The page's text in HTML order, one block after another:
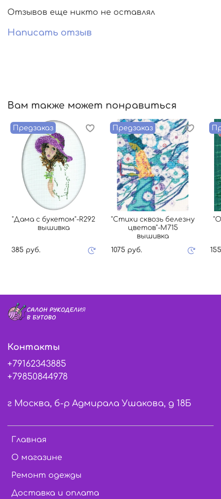
Отзывов еще никто не оставлял
Написать отзыв
Вам также может понравиться
Предзаказ
"Дама с букетом"-R292
вышивка
385 руб.
Предзаказ
"Стихи сквозь белезну
цветов"-M715
вышивка
1075 руб.
Главная
О магазине
Ремонт одежды
Доставка и оплата
Контакты
+79162343885
+79850844978
г Москва, б-р Адмирала Ушакова, д 18Б